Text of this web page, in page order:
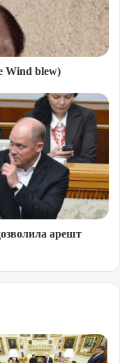
Wind blew)
арешт